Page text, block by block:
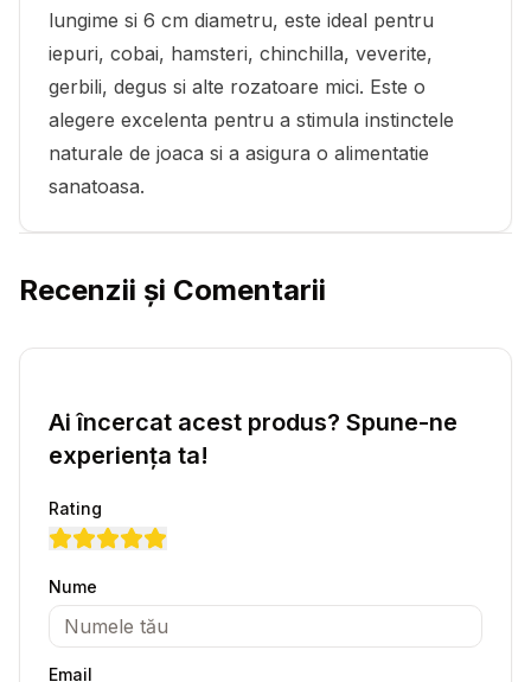
lungime si 6 cm diametru, este ideal pentru
iepuri, cobai, hamsteri, chinchilla, veverite,
gerbili, degus si alte rozatoare mici. Este o
alegere excelenta pentru a stimula instinctele
naturale de joaca si a asigura o alimentatie
sanatoasa.
Recenzii și Comentarii
Ai încercat acest produs? Spune-ne
experiența ta!
Rating
Nume
Email